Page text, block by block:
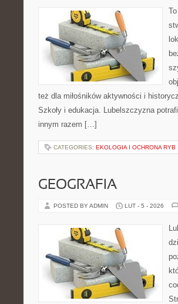
też dla miłośników aktywności i
Szkoły i edukacja. Lubelszczyzna
innym razem […]
CATEGORIES: EKOLOGIA I OCHRONA RYB
GEOGRAFIA
POSTED BY ADMIN LUT - 5 - 2026